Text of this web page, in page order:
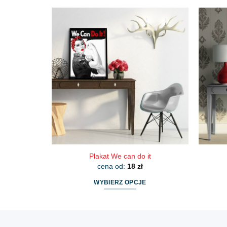
wiele
wariantów.
można
wybrać
stronie
produktu
Plakat We can do it
cena od: 18 zł
WYBIERZ OPCJE